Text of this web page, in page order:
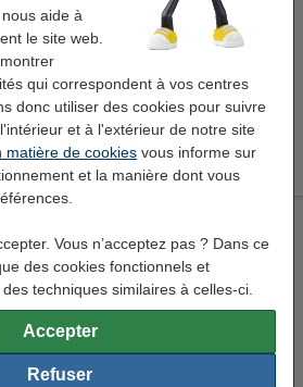
aide à
le site web.
qui correspondent à vos centres
donc utiliser des cookies pour suivre
et à l'extérieur de notre site
matière de cookies vous informe sur
et la manière dont vous
Vous n’acceptez pas ? Dans ce
des cookies fonctionnels et
techniques similaires à celles-ci.
Accepter
Refuser
questions ? Jetez un coup d'œil à
réponsesoù vous trouverez les
les plus fréquemment posées. Votre
ou vous avez d’autres questions ?
fera un plaisir de vous aider.
support d'écran
240 x 100 mm (LxlxH)
noir
les spécifications et la description
stock